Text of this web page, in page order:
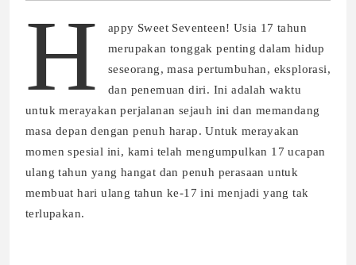
H
appy Sweet Seventeen! Usia 17 tahun
merupakan tonggak penting dalam hidup
seseorang, masa pertumbuhan, eksplorasi,
dan penemuan diri. Ini adalah waktu
untuk merayakan perjalanan sejauh ini dan memandang
masa depan dengan penuh harap. Untuk merayakan
momen spesial ini, kami telah mengumpulkan 17 ucapan
ulang tahun yang hangat dan penuh perasaan untuk
membuat hari ulang tahun ke-17 ini menjadi yang tak
terlupakan.